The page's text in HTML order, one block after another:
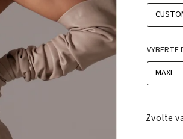
VYBERTE
Zvolte